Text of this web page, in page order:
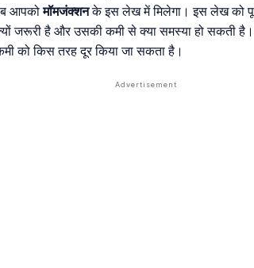
आपकोमॉमजंक्शनके इस लेख में मिलेगा। इस लेख को
जरूरी है और उसकी कमी से क्या समस्या हो सकती
को किस तरह दूर किया जा सकता है।